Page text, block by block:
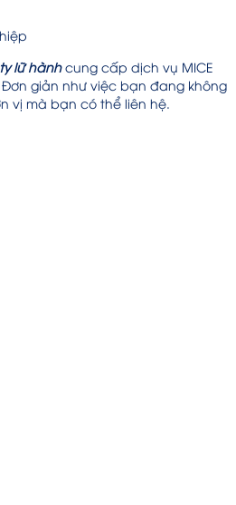
lữ hànhcung cấp dịch vụ MICE
giản như việc bạn đang không
vị mà bạn có thể liên hệ.